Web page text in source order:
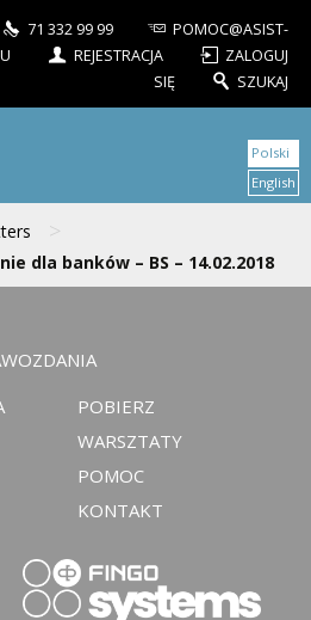
71 332 99 99
POMOC@ASIST-
REJESTRACJA
ZALOGUJ
SIĘ
SZUKAJ
>
dla banków – BS – 14.02.2018
Polski
English
POBIERZ
WARSZTATY
POMOC
KONTAKT